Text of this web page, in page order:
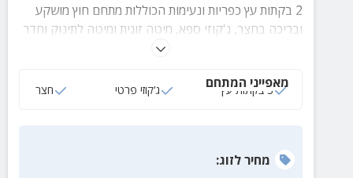
2 בקתות עץ כפריות ונעימות הכוללות מתחם חוץ מושקע
ובריכה בחצר, ג'קוזי ספא, מיטה זוגית ומיטה לתינוק וחדר
מאפייני המתחם
3 בקתות עץ ג‘קוזי פרטי חצר
מחירלזוג: